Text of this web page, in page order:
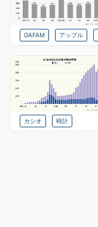
GAFAM アップル
カシオ 時計